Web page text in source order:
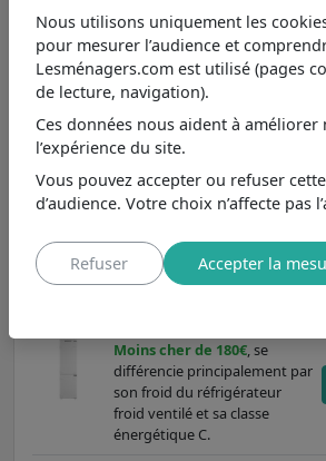
Parmi lesréfrigérateurs-
litres : satisfaisant pour les familles
marques et aux caractéristiques
proches, nous pouvons le
KGN33NLEB
BI CNF 300 C W625C
Bosch KGN33NLEB
Moins cher de 270€, se
différencie principalement par
son froid du réfrigérateur
froid ventilé.
Moins cher de 180€, se
différencie principalement par
son froid du réfrigérateur
froid ventilé et sa classe
énergétique C.
Nous utilisons uniquement les
pour mesurer l’audience et
Lesménagers.com est utilisé (pages
de lecture, navigation).
Ces données nous aident à améliorer
l’expérience du site.
Vous pouvez accepter ou refuser
d’audience. Votre choix n’affecte pas
Refuser Accepter la